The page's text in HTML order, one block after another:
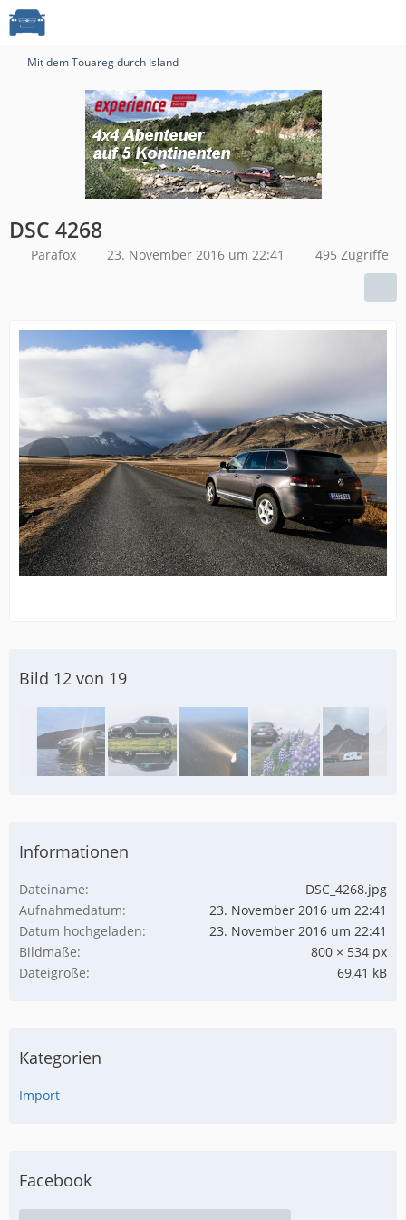
Mit dem Touareg durch Island
DSC 4268
Parafox 23. November 2016 um 22:41 495 Zugriffe
Bild 12 von 19
Informationen
Dateiname
DSC_4268.jpg
Aufnahmedatum
23. November 2016 um 22:41
Datum hochgeladen
23. November 2016 um 22:41
Bildmaße
800 × 534 px
Dateigröße
69,41 kB
Kategorien
Import
Facebook